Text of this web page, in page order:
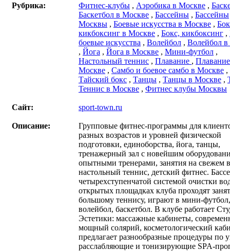
Рубрика:
Фитнес-клубы , Аэробика в Москве ,
Баскетбол в Москве , Бассейны , Бассейны
Москвы , Боевые искусства в Москве ,
кикбоксинг в Москве , Бокс, кикбоксинг ,
боевые искусства , Волейбол , Волейбол
, Йога , Йога в Москве , Мини-футбол ,
Настольный теннис , Плавание ,
Москве , Самбо и боевое самбо в Москве ,
Тайский бокс , Танцы , Танцы в Москве ,
Теннис в Москве , Фитнес клубы Москвы
Сайт: sport-town.ru
Описание:
Групповые фитнес-программы для
разных возрастов и уровней физической
подготовки, единоборства, йога, танцы,
тренажерный зал с новейшим
опытными тренерами, занятия на свежем
настольный теннис, детский фитнес.
четырехступенчатой системой очистки
открытых площадках клуба проходят
большому теннису, играют в мини-футбол,
волейбол, баскетбол. В клубе работает
Эстетики: массажные кабинеты,
мощный солярий, косметологический
предлагает разнообразные процедуры по
расслабляющие и тонизирующие SPA-